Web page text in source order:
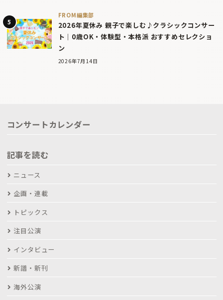
FROM編集部
2026年夏休み 親子で楽しむ♪クラシックコンサー
ト｜0歳OK・体験型・本格派 おすすめセレクショ
ン
2026年7月14日
コンサートカレンダー
記事を読む
ニュース
企画・連載
トピックス
注目公演
インタビュー
新譜・新刊
海外公演